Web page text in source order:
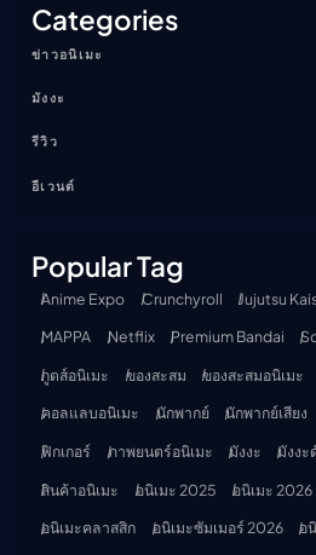
Categories
ข่าวอนิเมะ
มังงะ
รีวิว
อีเวนต์
Popular Tag
Anime Expo Crunchyroll Jujutsu
MAPPA
Netflix Premium Bandai
กูดส์อนิเมะ
ของสะสม ของสะสมอนิเมะ
คอลแลบอนิเมะ
นักพากย์ นักพากย์เสียง
ฟิกเกอร์
ภาพยนตร์อนิเมะ มังงะ มังงะ
สินค้าอนิเมะ
อนิเมะ 2025 อนิเมะ 2026
อนิเมะคลาสสิก
อนิเมะซัมเมอร์ 2026 อ